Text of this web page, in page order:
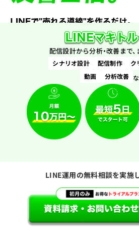
配信設計から分析・改善まで
シナリオ設計 配信制作
ク
動画
分析改善
LINE運用の無料相談を実施